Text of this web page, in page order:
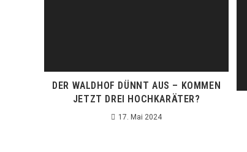
DER WALDHOF DÜNNT AUS – KOMMEN
JETZT DREI HOCHKARÄTER?
17. Mai 2024